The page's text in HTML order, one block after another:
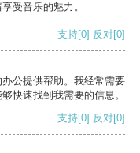
受音乐的魅力。
支持[0] 反对[0]
公提供帮助。我经常需要
快速找到我需要的信息。
支持[0] 反对[0]